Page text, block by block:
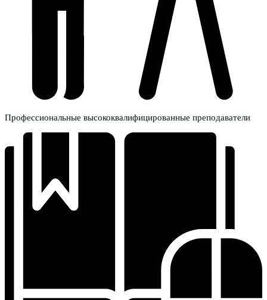
Профессиональные высококвалифицированные преподаватели